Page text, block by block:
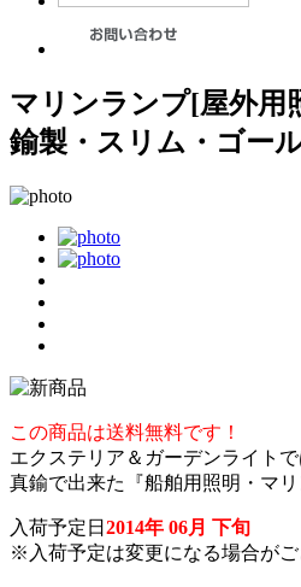
マリンランプ[屋外用
鍮製・スリム・ゴー
この商品は送料無料です！
エクステリア＆ガーデンライト
真鍮で出来た『船舶用照明・マ
入荷予定日 2014年 06月 下旬
※入荷予定は変更になる場合がご